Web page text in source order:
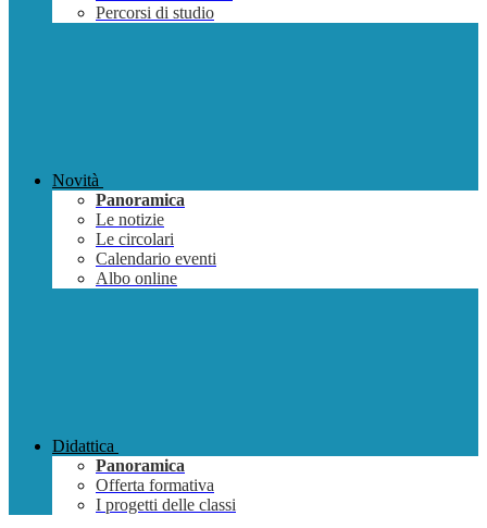
Percorsi di studio
Novità
Panoramica
Le notizie
Le circolari
Calendario eventi
Albo online
Didattica
Panoramica
Offerta formativa
I progetti delle classi